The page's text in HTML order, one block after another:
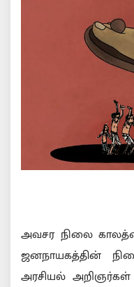
அவசர நிலை
ஜனநாயகத்தின்
அரசியல் அறிஞர்கள்